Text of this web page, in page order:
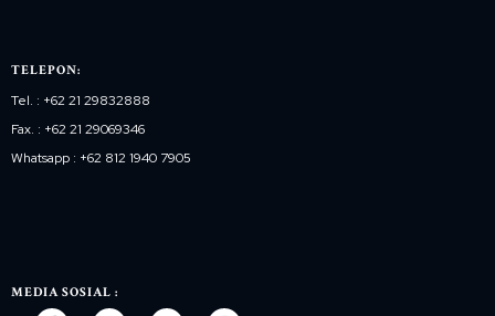
TELEPON:
Tel. : +62 21 29832888
Fax. : +62 21 29069346
Whatsapp : +62 812 1940 7905
MEDIA SOSIAL :